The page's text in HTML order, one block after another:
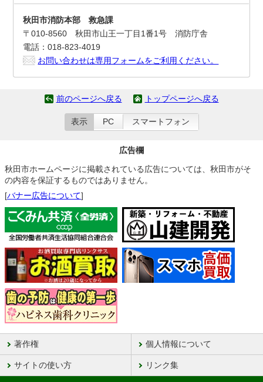
秋田市消防本部 救急課
〒010-8560 秋田市山王一丁目1番1号 消防庁舎
電話：018-823-4019
お問い合わせは専用フォームをご利用ください。
前のページへ戻る トップページへ戻る
表示 PC スマートフォン
広告欄
秋田市ホームページに掲載されている広告については、秋田市がそ
の内容を保証するものではありません。
[バナー広告について]
著作権 個人情報について
サイトの使い方 リンク集